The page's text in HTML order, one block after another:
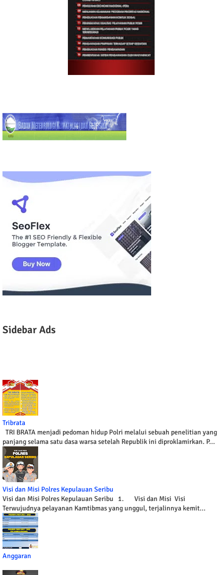
Sidebar Ads
Tribrata
TRI BRATA menjadi pedoman hidup Polri melalui sebuah penelitian yang
panjang selama satu dasa warsa setelah Republik ini diproklamirkan. P...
Visi dan Misi Polres Kepulauan Seribu
Visi dan Misi Polres Kepulauan Seribu 1. Visi dan Misi Visi
Terwujudnya pelayanan Kamtibmas yang unggul, terjalinnya kemit...
Anggaran